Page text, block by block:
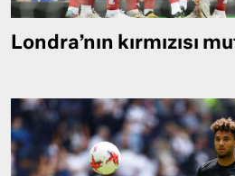
Londra’nın kırmızısı